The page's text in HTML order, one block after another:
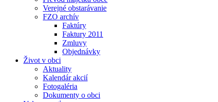
Verejné obstarávanie
FZO archív
Faktúry
Faktury 2011
Zmluvy
Objednávky
Život v obci
Aktuality
Kalendár akcií
Fotogaléria
Dokumenty o obci